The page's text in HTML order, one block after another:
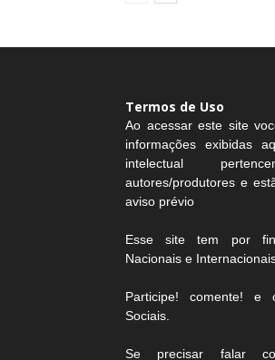
Termos de Uso
Ao acessar este site
informações exibidas
intelectual
autores/produtores e
aviso prévio
Esse site tem por
Nacionais e
Participe! comente! e
Sociais.
Se precisar falar